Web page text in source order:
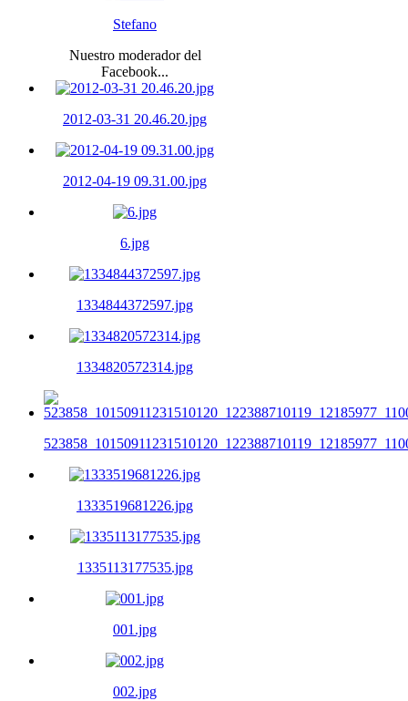
Stefano
Nuestro moderador del
Facebook...
2012-03-31 20.46.20.jpg
2012-04-19 09.31.00.jpg
6.jpg
1334844372597.jpg
1334820572314.jpg
1333519681226.jpg
1335113177535.jpg
001.jpg
002.jpg